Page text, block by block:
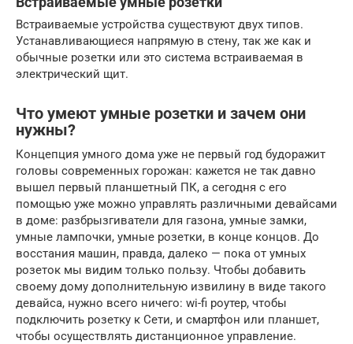
Встраиваемые устройства существуют двух типов.
Устанавливающиеся напрямую в стену, так же как и
обычные розетки или это система встраиваемая в
электрический щит.
Что умеют умные розетки и зачем они
нужны?
Концепция умного дома уже не первый год будоражит
головы современных горожан: кажется не так давно
вышел первый планшетный ПК, а сегодня с его
помощью уже можно управлять различными девайсами
в доме: разбрызгиватели для газона, умные замки,
умные лампочки, умные розетки, в конце концов. До
восстания машин, правда, далеко — пока от умных
розеток мы видим только пользу. Чтобы добавить
своему дому дополнительную извилину в виде такого
девайса, нужно всего ничего: wi-fi роутер, чтобы
подключить розетку к Сети, и смартфон или планшет,
чтобы осуществлять дистанционное управление.